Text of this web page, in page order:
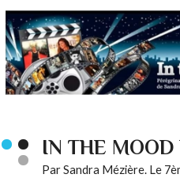
IN THE
Par Sandra Mézière. Le